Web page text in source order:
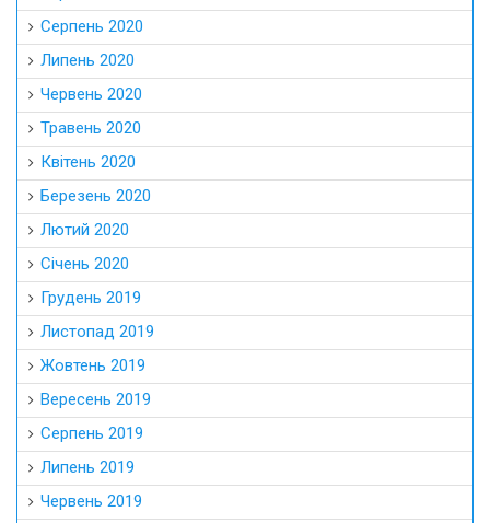
Серпень 2020
Липень 2020
Червень 2020
Травень 2020
Квітень 2020
Березень 2020
Лютий 2020
Січень 2020
Грудень 2019
Листопад 2019
Жовтень 2019
Вересень 2019
Серпень 2019
Липень 2019
Червень 2019